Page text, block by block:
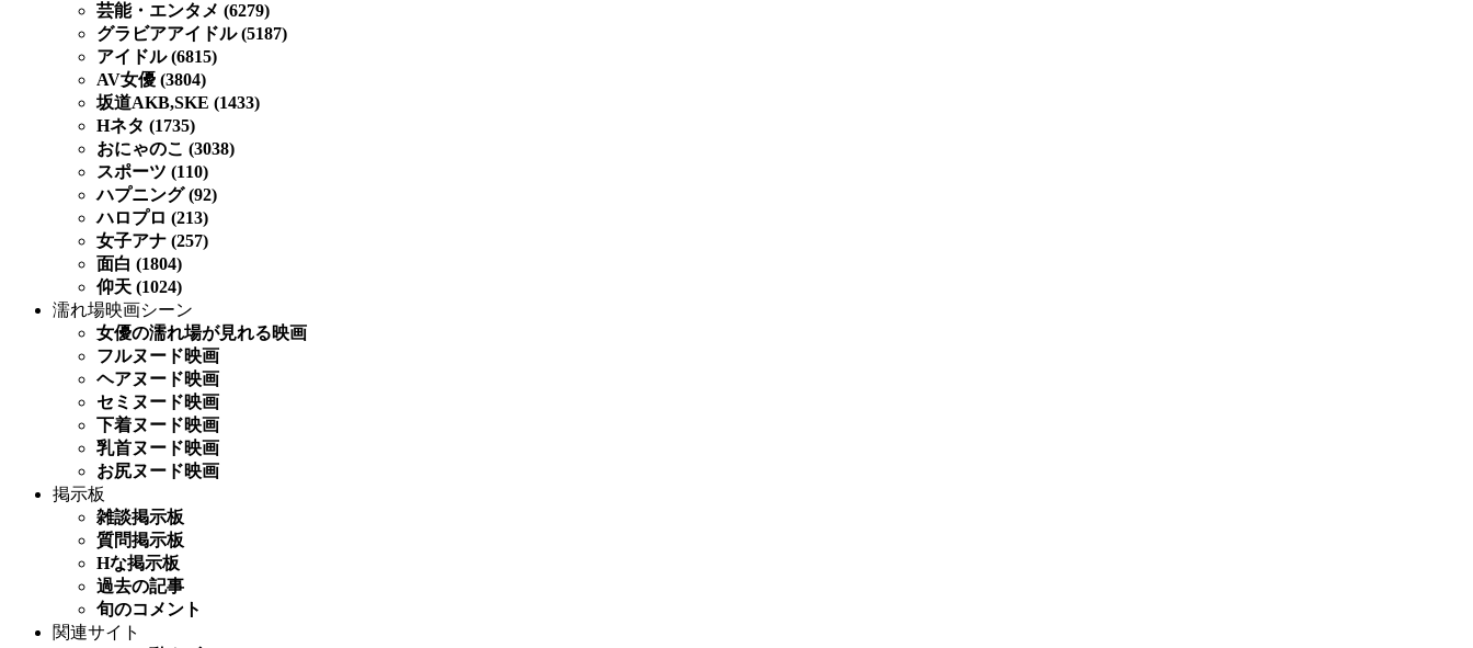
芸能・エンタメ (6279)
グラビアアイドル (5187)
アイドル (6815)
AV女優 (3804)
坂道AKB,SKE (1433)
Hネタ (1735)
おにゃのこ (3038)
スポーツ (110)
ハプニング (92)
ハロプロ (213)
女子アナ (257)
面白 (1804)
仰天 (1024)
濡れ場映画シーン
女優の濡れ場が見れる映画
フルヌード映画
ヘアヌード映画
セミヌード映画
下着ヌード映画
乳首ヌード映画
お尻ヌード映画
掲示板
雑談掲示板
質問掲示板
Hな掲示板
過去の記事
旬のコメント
関連サイト